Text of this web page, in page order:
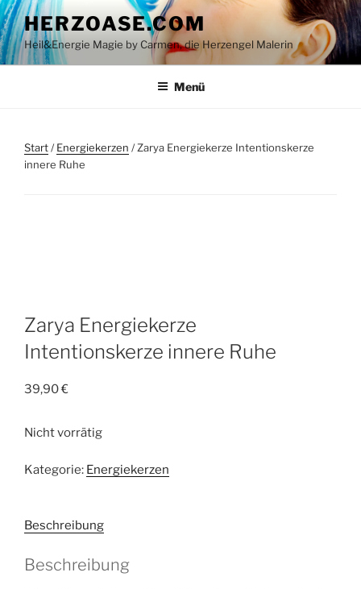
Zum
Inhalt
springen
HERZOASE.COM
Heil&Energie Magie by Carmen, die Herzengel Malerin
Menü
Start/Energiekerzen / Zarya Energiekerze Intentionskerze
innere Ruhe
Zarya Energiekerze
Intentionskerze innere Ruhe
39,90€
Nicht vorrätig
Kategorie: Energiekerzen
Beschreibung
Beschreibung